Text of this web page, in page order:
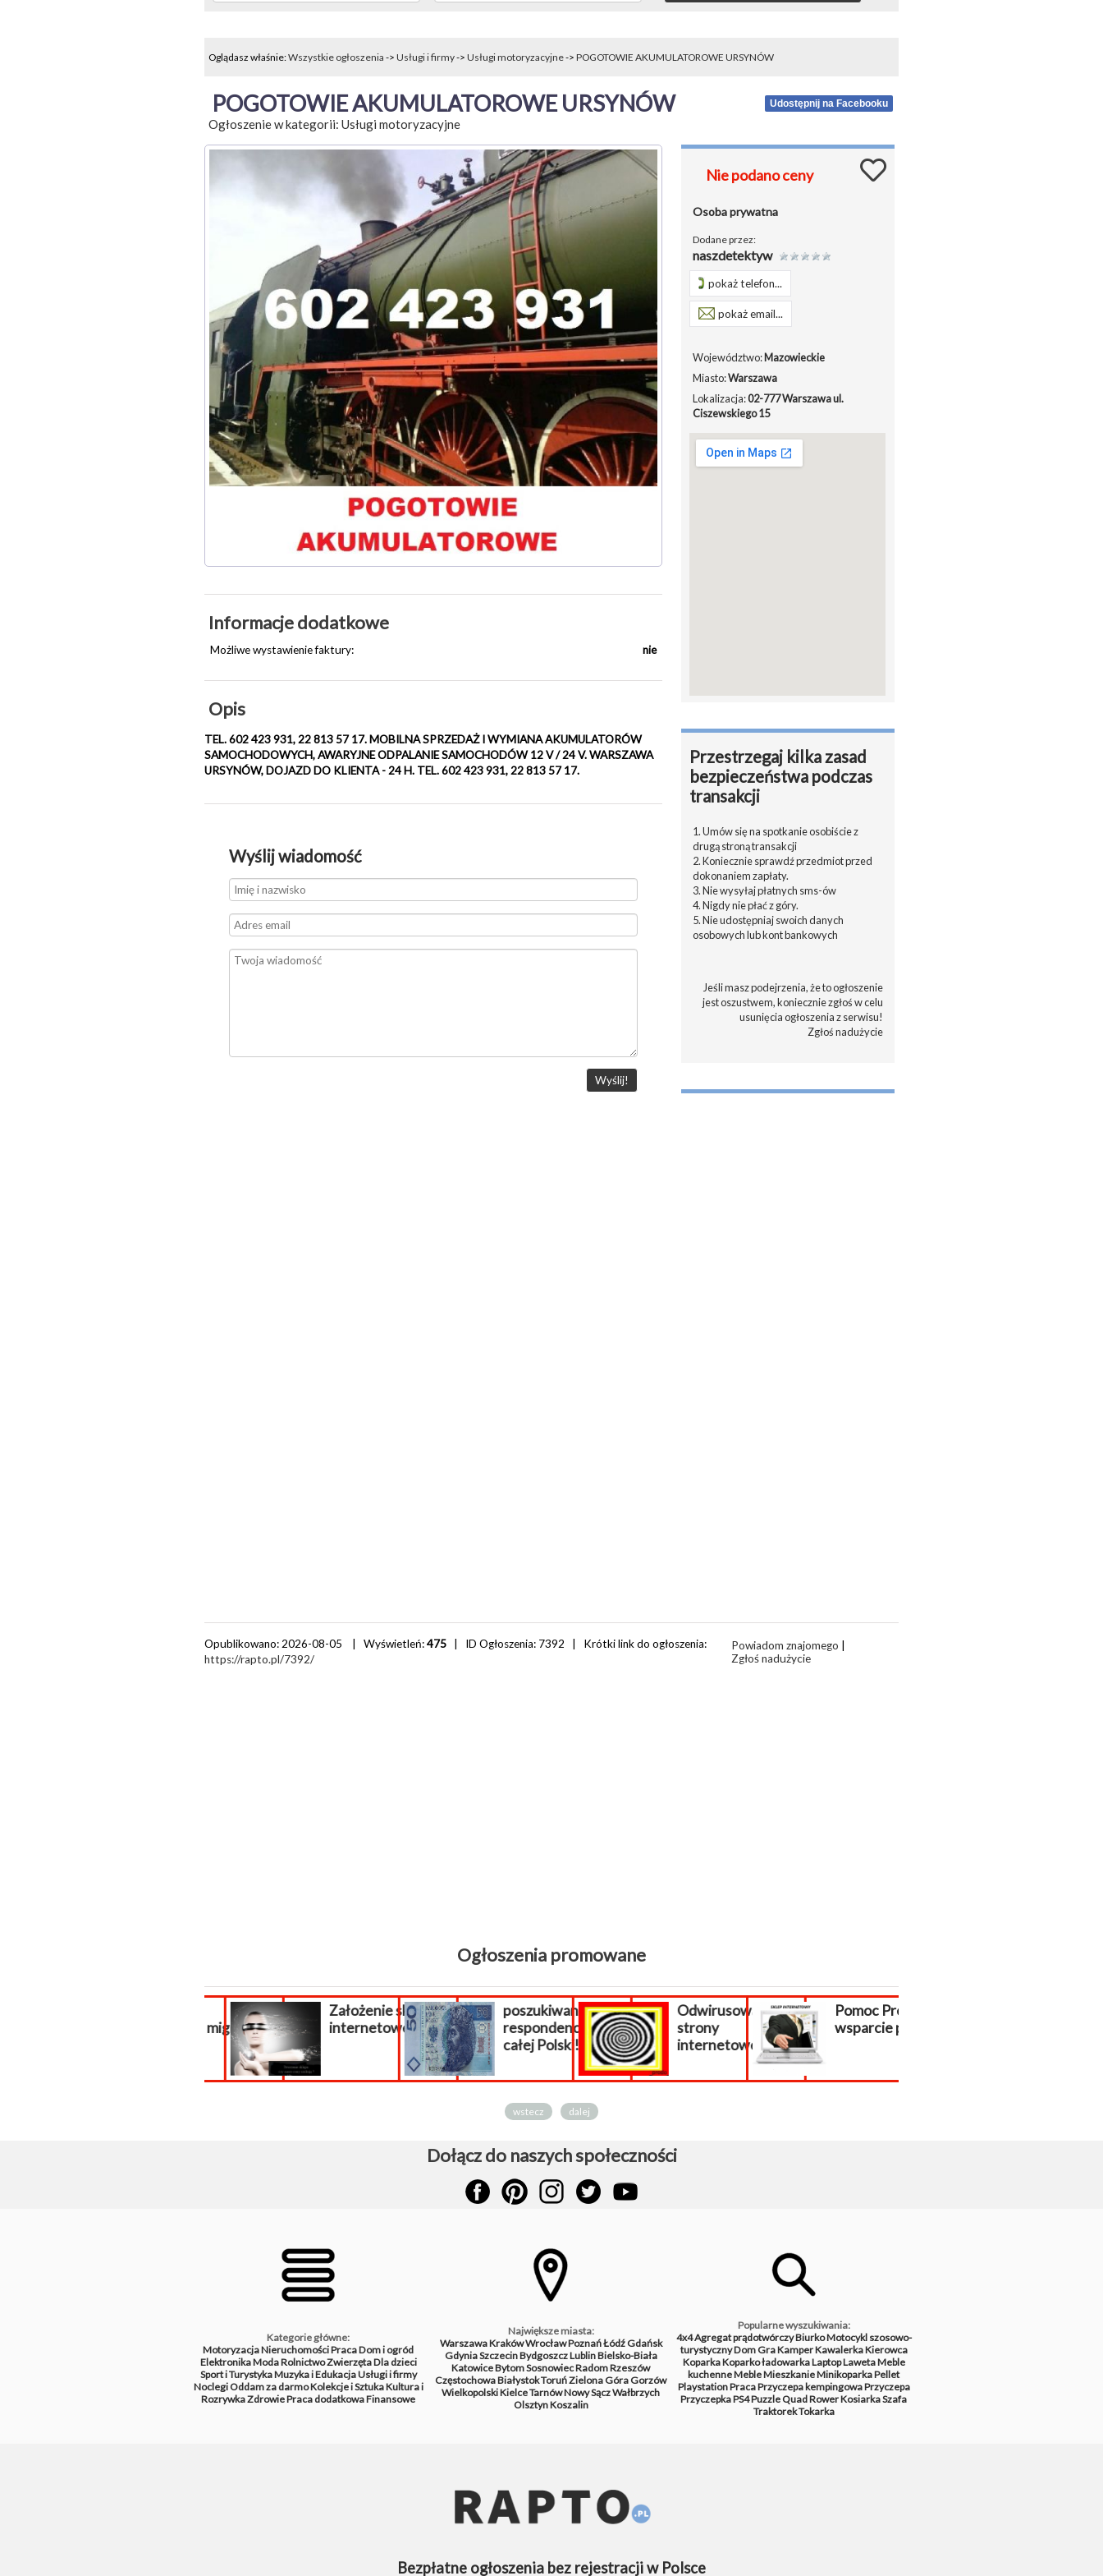
Oglądasz właśnie:Wszystkie ogłoszenia -> Usługi i firmy-> Usługi motoryzacyjne-> POGOTOWIE AKUMULATOROWE URSYNÓW
POGOTOWIE AKUMULATOROWE URSYNÓW
Ogłoszenie w kategorii: Usługi motoryzacyjne
Udostępnij na Facebooku
Informacje dodatkowe
Możliwe wystawienie faktury: nie
Opis
TEL. 602 423 931, 22 813 57 17. MOBILNA SPRZEDAŻ I WYMIANA AKUMULATORÓW
SAMOCHODOWYCH, AWARYJNE ODPALANIE SAMOCHODÓW 12 V / 24 V. WARSZAWA
URSYNÓW, DOJAZD DO KLIENTA - 24 H. TEL. 602 423 931, 22 813 57 17.
Wyślij wiadomość
Nie podano ceny
Osoba prywatna
Dodane przez:
naszdetektyw
pokaż telefon...
pokaż email...
Województwo:Mazowieckie
Miasto:Warszawa
Lokalizacja:02-777 Warszawa ul.
Ciszewskiego 15
Przestrzegaj kilka zasad
bezpieczeństwa podczas
transakcji
1. Umów się na spotkanie osobiście z
drugą stroną transakcji
2. Koniecznie sprawdź przedmiot przed
dokonaniem zapłaty.
3. Nie wysyłaj płatnych sms-ów
4. Nigdy nie płać z góry.
5. Nie udostępniaj swoich danych
osobowych lub kont bankowych
Jeśli masz podejrzenia, że to ogłoszenie
jest oszustwem, koniecznie zgłoś w celu
usunięcia ogłoszenia z serwisu!
Zgłoś nadużycie
Opublikowano: 2026-08-05 | Wyświetleń:475| ID Ogłoszenia: 7392 | Krótki link do ogłoszenia:
https://rapto.pl/7392/
Powiadom znajomego
Zgłoś nadużycie
Ogłoszenia promowane
PrestaShop, migracja...
Założenie sklepu
internetowego.
poszukiwani
respondenci z
całej Polski!
Odwirusowanie
strony
internetowej...
Pomoc PrestaShop,
wsparcie prestashop
wstecz dalej
Dołącz do naszych społeczności
Kategorie główne:
MotoryzacjaNieruchomościPracaDom i ogród
ElektronikaModaRolnictwoZwierzętaDla dzieci
Sport i TurystykaMuzyka i EdukacjaUsługi i firmy
NoclegiOddam za darmoKolekcje i SztukaKultura i
RozrywkaZdrowiePraca dodatkowaFinansowe
Największe miasta:
WarszawaKrakówWrocławPoznańŁódźGdańsk
GdyniaSzczecinBydgoszczLublinBielsko-Biała
KatowiceBytomSosnowiecRadomRzeszów
CzęstochowaBiałystokToruńZielona GóraGorzów
WielkopolskiKielceTarnówNowy SączWałbrzych
OlsztynKoszalin
Popularne wyszukiwania:
4x4Agregat prądotwórczyBiurkoMotocykl szosowo-
turystycznyDomGraKamperKawalerkaKierowca
KoparkaKoparko ładowarkaLaptopLawetaMeble
kuchenneMebleMieszkanieMinikoparkaPellet
PlaystationPracaPrzyczepa kempingowaPrzyczepa
PrzyczepkaPS4PuzzleQuadRowerKosiarkaSzafa
TraktorekTokarka
Bezpłatne ogłoszenia bez rejestracji w Polsce